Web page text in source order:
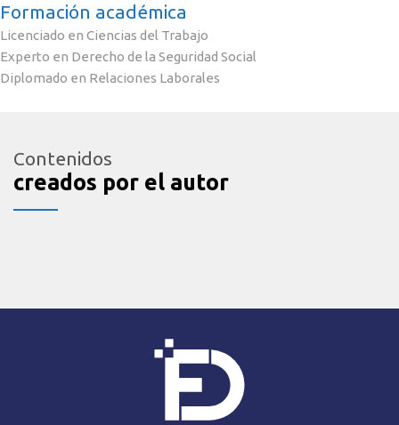
Formación académica
Licenciado en Ciencias del Trabajo
Experto en Derecho de la Seguridad Social
Diplomado en Relaciones Laborales
Contenidos
creados por el autor